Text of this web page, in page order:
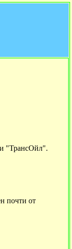
"ТрансОйл".
почти от